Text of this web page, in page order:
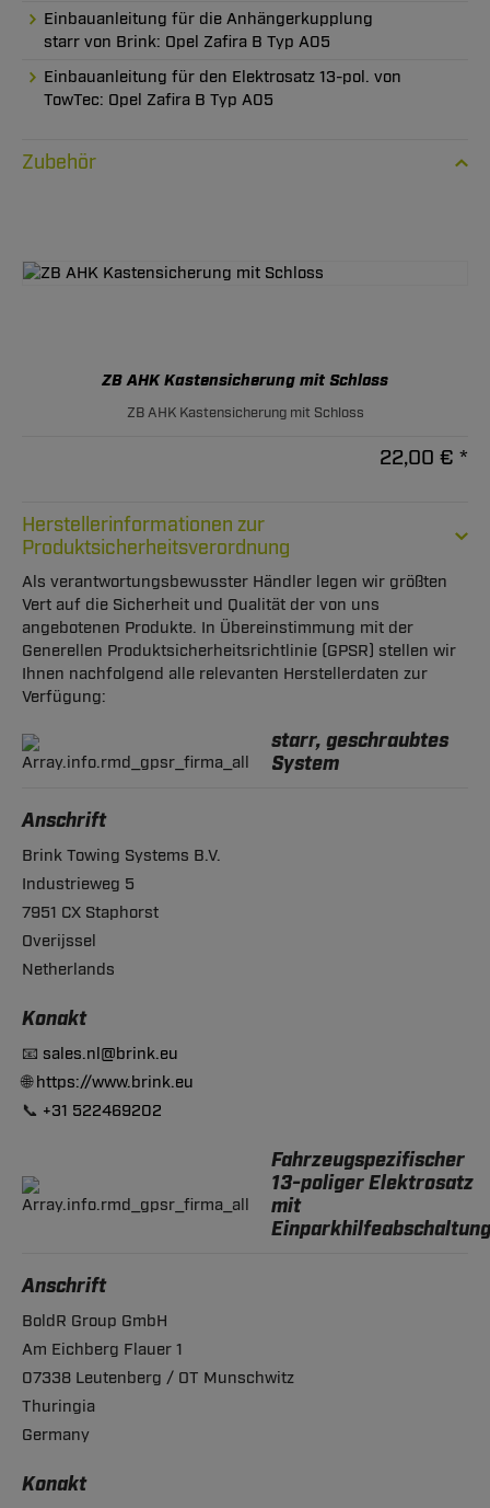
Einbauanleitung für die Anhängerkupplung
starr von Brink: Opel Zafira B Typ A05
Einbauanleitung für den Elektrosatz 13-pol. von
TowTec: Opel Zafira B Typ A05
Zubehör
ZB AHK Kastensicherung mit Schloss
ZB AHK Kastensicherung mit Schloss
22,00 € *
Herstellerinformationen zur
Produktsicherheitsverordnung
Als verantwortungsbewusster Händler legen wir größten
Vert auf die Sicherheit und Qualität der von uns
angebotenen Produkte. In Übereinstimmung mit der
Generellen Produktsicherheitsrichtlinie (GPSR) stellen wir
Ihnen nachfolgend alle relevanten Herstellerdaten zur
Verfügung:
starr, geschraubtes
System
Anschrift
Brink Towing Systems B.V.
Industrieweg 5
7951 CX Staphorst
Overijssel
Netherlands
Konakt
📧 sales.nl@brink.eu
🌐https://www.brink.eu
📞 +31 522469202
Fahrzeugspezifischer
13-poliger Elektrosatz
mit
Einparkhilfeabschaltung
Anschrift
BoldR Group GmbH
Am Eichberg Flauer 1
07338 Leutenberg / OT Munschwitz
Thuringia
Germany
Konakt